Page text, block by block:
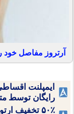
آرتروز مفاصل
ایمپلنت
رایگان توسط
۵۰٪ تخفیف